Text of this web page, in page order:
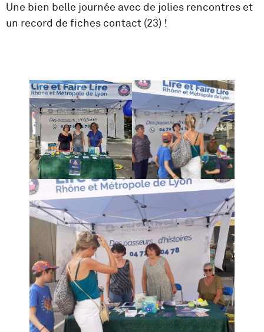
Une bien belle journée avec de jolies rencontres et
un record de fiches contact (23) !